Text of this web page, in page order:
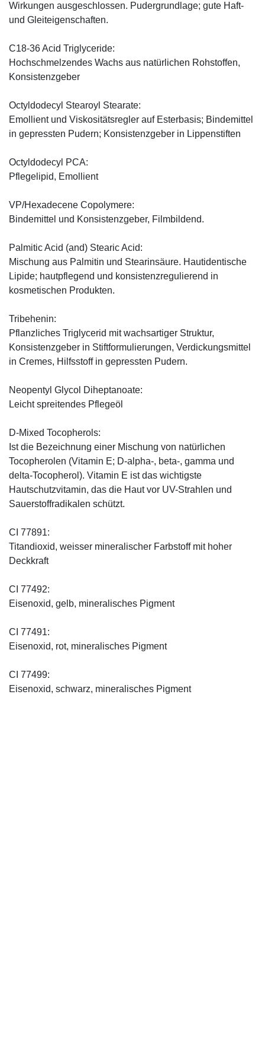
Wirkungen ausgeschlossen. Pudergrundlage; gute Haft-
und Gleiteigenschaften.
C18-36 Acid Triglyceride:
Hochschmelzendes Wachs aus natürlichen Rohstoffen,
Konsistenzgeber
Octyldodecyl Stearoyl Stearate:
Emollient und Viskositätsregler auf Esterbasis; Bindemittel
in gepressten Pudern; Konsistenzgeber in Lippenstiften
Octyldodecyl PCA:
Pflegelipid, Emollient
VP/Hexadecene Copolymere:
Bindemittel und Konsistenzgeber, Filmbildend.
Palmitic Acid (and) Stearic Acid:
Mischung aus Palmitin und Stearinsäure. Hautidentische
Lipide; hautpflegend und konsistenzregulierend in
kosmetischen Produkten.
Tribehenin:
Pflanzliches Triglycerid mit wachsartiger Struktur,
Konsistenzgeber in Stiftformulierungen, Verdickungsmittel
in Cremes, Hilfsstoff in gepressten Pudern.
Neopentyl Glycol Diheptanoate:
Leicht spreitendes Pflegeöl
D-Mixed Tocopherols:
Ist die Bezeichnung einer Mischung von natürlichen
Tocopherolen (Vitamin E; D-alpha-, beta-, gamma und
delta-Tocopherol). Vitamin E ist das wichtigste
Hautschutzvitamin, das die Haut vor UV-Strahlen und
Sauerstoffradikalen schützt.
CI 77891:
Titandioxid, weisser mineralischer Farbstoff mit hoher
Deckkraft
CI 77492:
Eisenoxid, gelb, mineralisches Pigment
CI 77491:
Eisenoxid, rot, mineralisches Pigment
CI 77499:
Eisenoxid, schwarz, mineralisches Pigment